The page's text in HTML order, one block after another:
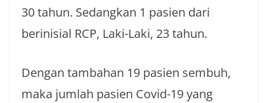
30 tahun. Sedangkan 1 pasien dari
berinisial RCP, Laki-Laki, 23 tahun.
Dengan tambahan 19 pasien sembuh,
maka jumlah pasien Covid-19 yang